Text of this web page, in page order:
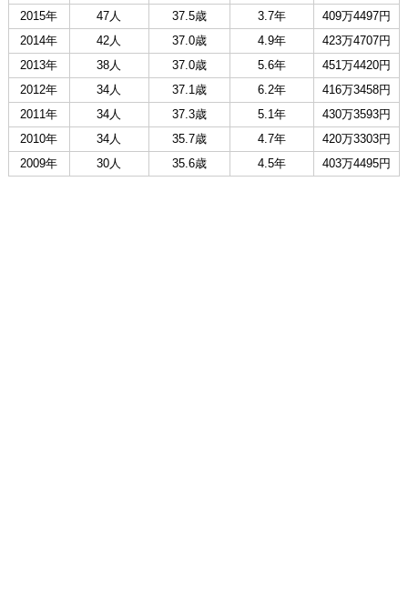
2015年
47人 37.5歳 3.7年
409万4497円
2014年
42人 37.0歳 4.9年
423万4707円
2013年
38人 37.0歳 5.6年
451万4420円
2012年
34人 37.1歳 6.2年
416万3458円
2011年
34人 37.3歳 5.1年
430万3593円
2010年
34人 35.7歳 4.7年
420万3303円
2009年
30人 35.6歳 4.5年 403万4495円